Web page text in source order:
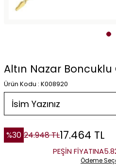
Altın Nazar
Ürün Kodu : K008920
%30 24.948TL17.464 TL
PEŞİN FİYATINA
Ödeme